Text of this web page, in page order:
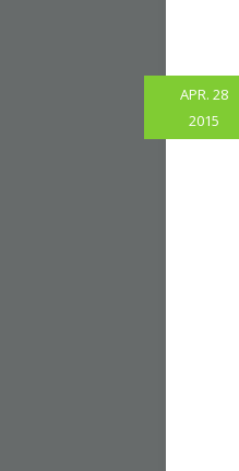
APR. 28
2015